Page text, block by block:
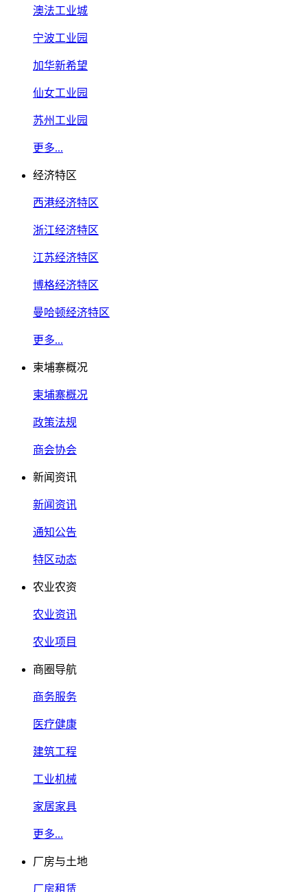
澳法工业城
宁波工业园
加华新希望
仙女工业园
苏州工业园
更多...
经济特区
西港经济特区
浙江经济特区
江苏经济特区
博格经济特区
曼哈顿经济特区
更多...
柬埔寨概况
柬埔寨概况
政策法规
商会协会
新闻资讯
新闻资讯
通知公告
特区动态
农业农资
农业资讯
农业项目
商圈导航
商务服务
医疗健康
建筑工程
工业机械
家居家具
更多...
厂房与土地
厂房租赁